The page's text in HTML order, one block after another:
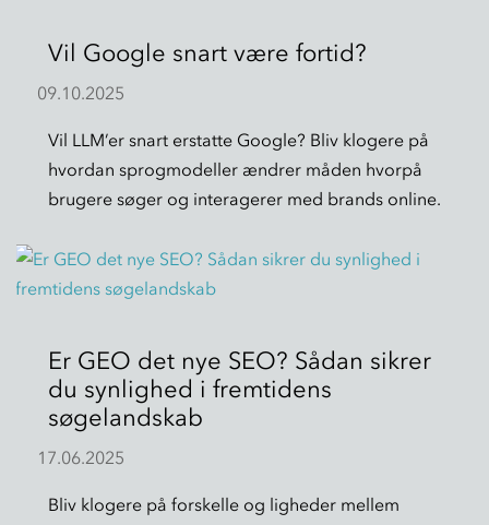
Vil Google snart være fortid?
09.10.2025
Vil LLM’er snart erstatte Google? Bliv klogere på
hvordan sprogmodeller ændrer måden hvorpå
brugere søger og interagerer med brands online.
Er GEO det nye SEO? Sådan sikrer
du synlighed i fremtidens
søgelandskab
17.06.2025
Bliv klogere på forskelle og ligheder mellem